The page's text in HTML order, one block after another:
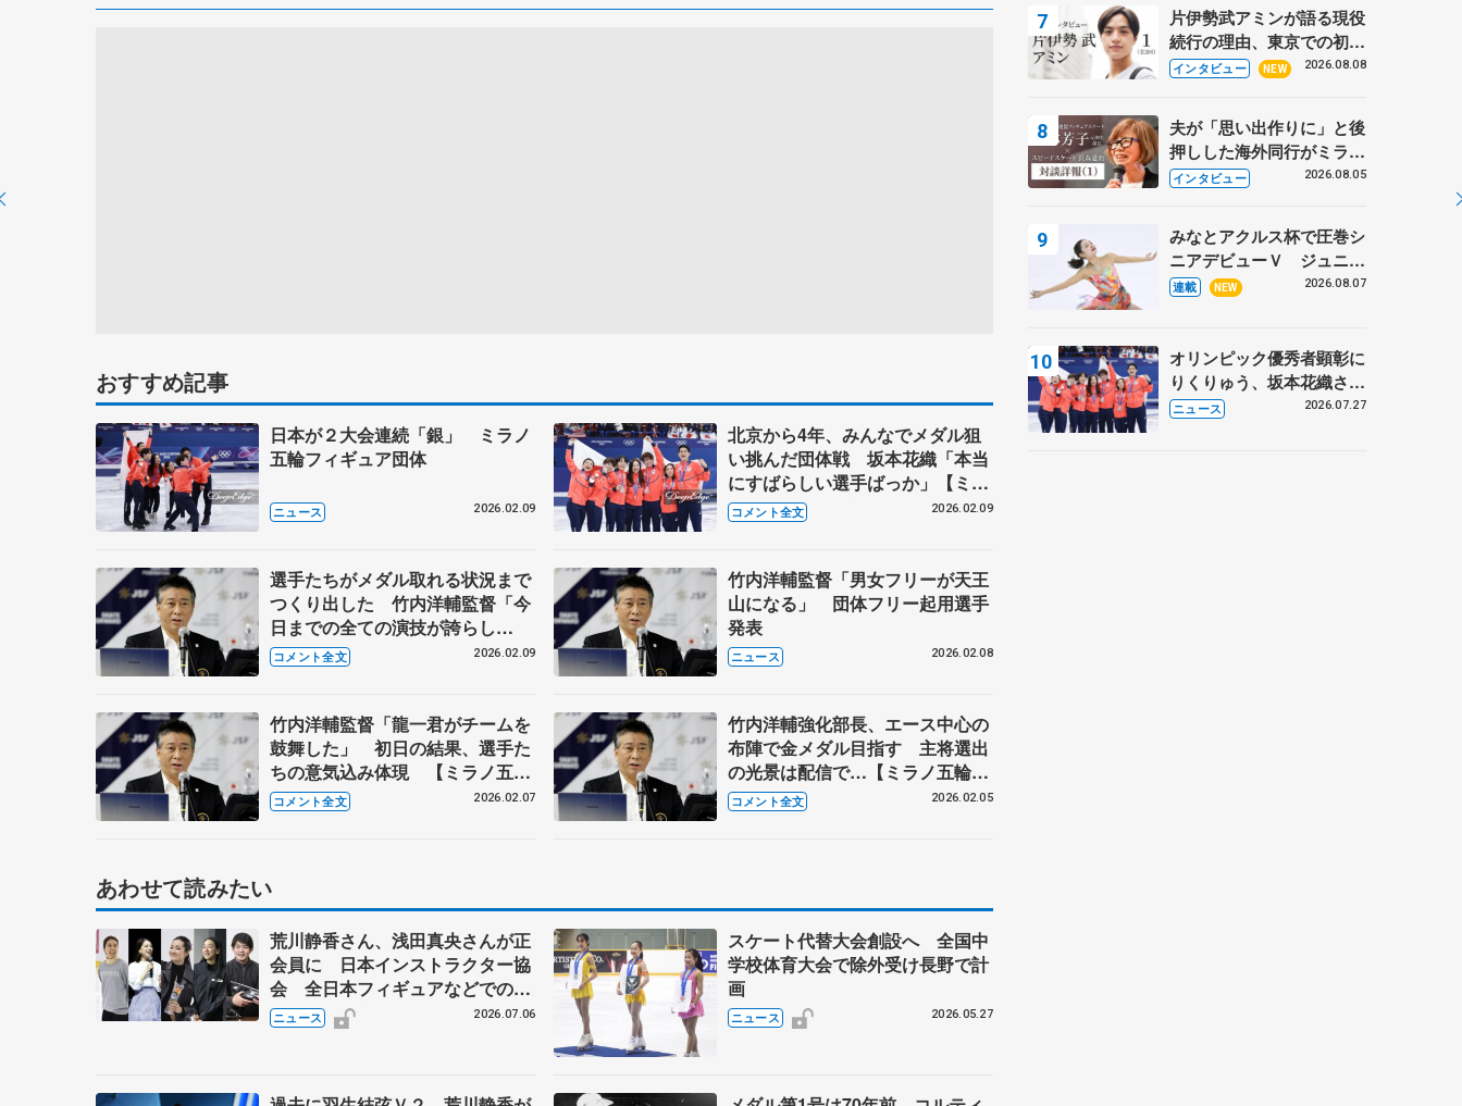
おすすめ記事
日本が２大会連続「銀」 ミラノ
五輪フィギュア団体
ニュース 2026.02.09
北京から4年、みんなでメダル狙
い挑んだ団体戦 坂本花織「本当
にすばらしい選手ばっか」【ミラ
ノ五輪団体戦表彰式後】
コメント全文 2026.02.09
選手たちがメダル取れる状況まで
つくり出した 竹内洋輔監督「今
日までの全ての演技が誇らし
い」 【ミラノ五輪団体表彰式
後】
コメント全文 2026.02.09
竹内洋輔監督「男女フリーが天王
山になる」 団体フリー起用選手
発表
ニュース 2026.02.08
竹内洋輔監督「龍一君がチームを
鼓舞した」 初日の結果、選手た
ちの意気込み体現 【ミラノ五輪
団体】
コメント全文 2026.02.07
竹内洋輔強化部長、エース中心の
布陣で金メダル目指す 主将選出
の光景は配信で…【ミラノ五輪団
体メンバー発表後】
コメント全文 2026.02.05
あわせて読みたい
荒川静香さん、浅田真央さんが正
会員に 日本インストラクター協
会 全日本フィギュアなどでのコ
ーチ資格へ新たな一歩
ニュース 2026.07.06
スケート代替大会創設へ 全国中
学校体育大会で除外受け長野で計
画
ニュース 2026.05.27
部科学省スポーツ表彰
式】
片伊勢武アミンが語る現役
続行の理由、東京での初め
ての一人暮らし 注目スケ
インタビュー NEW 2026.08.08
夫が「思い出作りに」と後
押しした海外同行がミラノ
まで… 繁華街のリンクで
に 小林芳子さんが振り返
るスケート人生
インタビュー 2026.08.05
みなとアクルス杯で圧巻シ
ニアデビューＶ ジュニア
で４シーズン無敗の島田麻
連載 NEW 2026.08.07
オリンピック優秀者顕彰に
りくりゅう、坂本花織さ
ん、団体メンバーら 8月
ニュース 2026.07.27